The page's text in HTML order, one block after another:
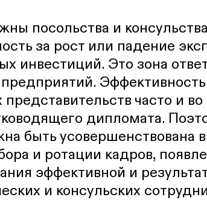
посольства и
за рост или падение
инвестиций. Это зона
представительств часто и
дипломата.
быть усовершенствована в
и ротации кадров,
эффективной и
и консульских